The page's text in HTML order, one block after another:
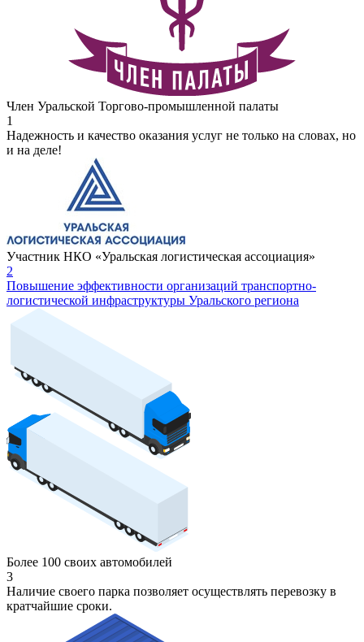
Член Уральской Торгово-промышленной палаты
1
Надежность и качество оказания услуг не только на словах, но
и на деле!
Участник НКО «Уральская логистическая ассоциация»
2
Повышение эффективности организаций транспортно-
логистической инфраструктуры Уральского региона
Более 100 своих автомобилей
3
Наличие своего парка позволяет осуществлять перевозку в
кратчайшие сроки.